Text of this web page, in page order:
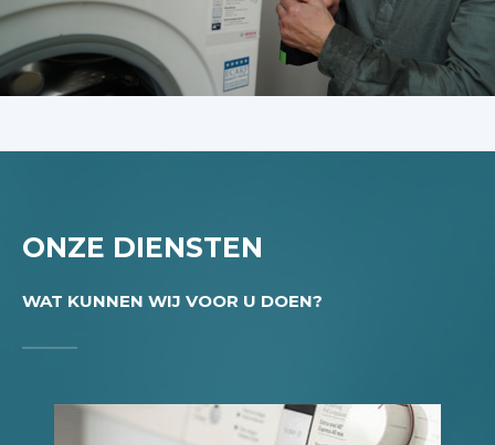
ONZE DIENSTEN
WAT KUNNEN WIJ VOOR U DOEN?